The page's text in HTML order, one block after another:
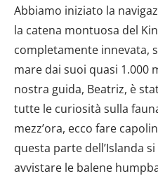
Abbiamo iniziato la
la catena montuosa del
completamente innevata,
mare dai suoi quasi 1.000
nostra guida, Beatriz, è
tutte le curiosità sulla
mezz’ora, ecco fare
questa parte dell’Islanda
avvistare le balene